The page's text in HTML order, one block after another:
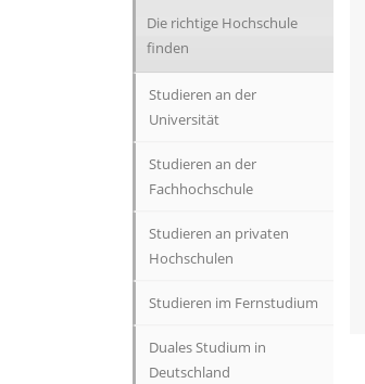
Die richtige Hochschule
finden
Studieren an der
Universität
Studieren an der
Fachhochschule
Studieren an privaten
Hochschulen
Studieren im Fernstudium
Duales Studium in
Deutschland